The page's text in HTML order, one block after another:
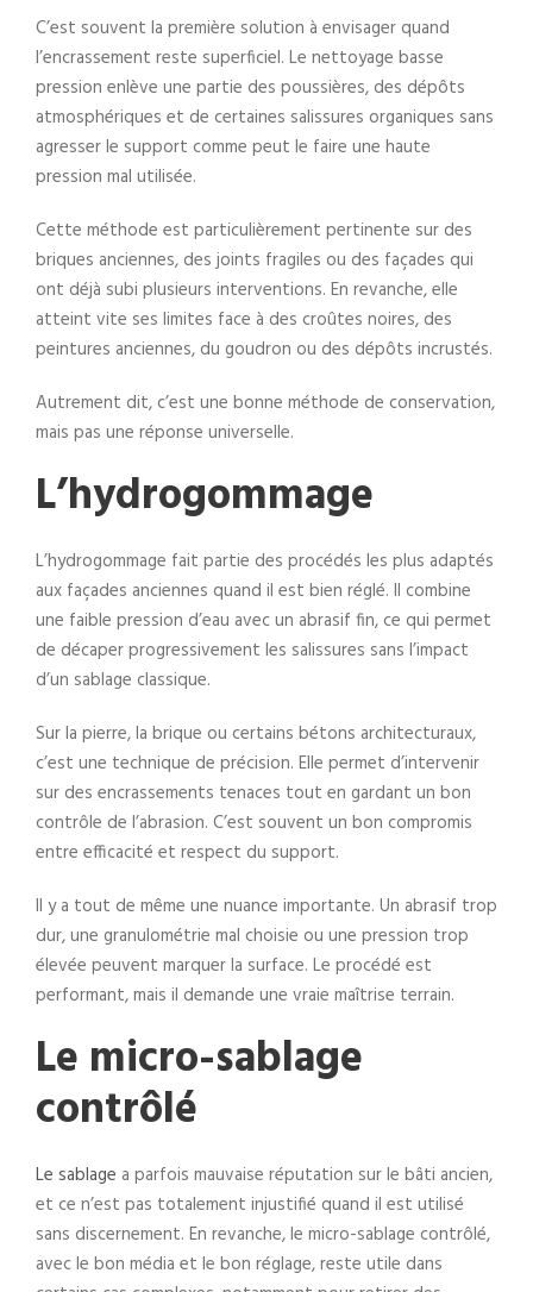
C’est souvent la première solution à envisager quand
l’encrassement reste superficiel. Le nettoyage basse
pression enlève une partie des poussières, des dépôts
atmosphériques et de certaines salissures organiques sans
agresser le support comme peut le faire une haute
pression mal utilisée.
Cette méthode est particulièrement pertinente sur des
briques anciennes, des joints fragiles ou des façades qui
ont déjà subi plusieurs interventions. En revanche, elle
atteint vite ses limites face à des croûtes noires, des
peintures anciennes, du goudron ou des dépôts incrustés.
Autrement dit, c’est une bonne méthode de conservation,
mais pas une réponse universelle.
L’hydrogommage
L’hydrogommage fait partie des procédés les plus adaptés
aux façades anciennes quand il est bien réglé. Il combine
une faible pression d’eau avec un abrasif fin, ce qui permet
de décaper progressivement les salissures sans l’impact
d’un sablage classique.
Sur la pierre, la brique ou certains bétons architecturaux,
c’est une technique de précision. Elle permet d’intervenir
sur des encrassements tenaces tout en gardant un bon
contrôle de l’abrasion. C’est souvent un bon compromis
entre efficacité et respect du support.
Il y a tout de même une nuance importante. Un abrasif trop
dur, une granulométrie mal choisie ou une pression trop
élevée peuvent marquer la surface. Le procédé est
performant, mais il demande une vraie maîtrise terrain.
Le micro-sablage
contrôlé
Le sablage a parfois mauvaise réputation sur le bâti ancien,
et ce n’est pas totalement injustifié quand il est utilisé
sans discernement. En revanche, le micro-sablage contrôlé,
avec le bon média et le bon réglage, reste utile dans